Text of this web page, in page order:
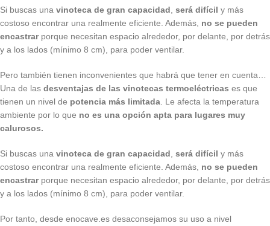
Si buscas una vinoteca de gran capacidad será difícil y más
costoso encontrar una realmente eficiente. Además, no se pueden
encastrarporque necesitan espacio alrededor, por delante, por detrás
y a los lados (mínimo 8 cm), para poder ventilar.
Pero también tienen inconvenientes que habrá que tener en cuenta…
Una de las desventajas de las vinotecas termoeléctricas es que
tienen un nivel de potencia más limitada . Le afecta la temperatura
ambiente por lo que no es una opción apta para lugares muy
calurosos.
Si buscas una vinoteca de gran capacidad será difícil y más
costoso encontrar una realmente eficiente. Además, no se pueden
encastrarporque necesitan espacio alrededor, por delante, por detrás
y a los lados (mínimo 8 cm), para poder ventilar.
Por tanto, desde enocave.es desaconsejamos su uso a nivel